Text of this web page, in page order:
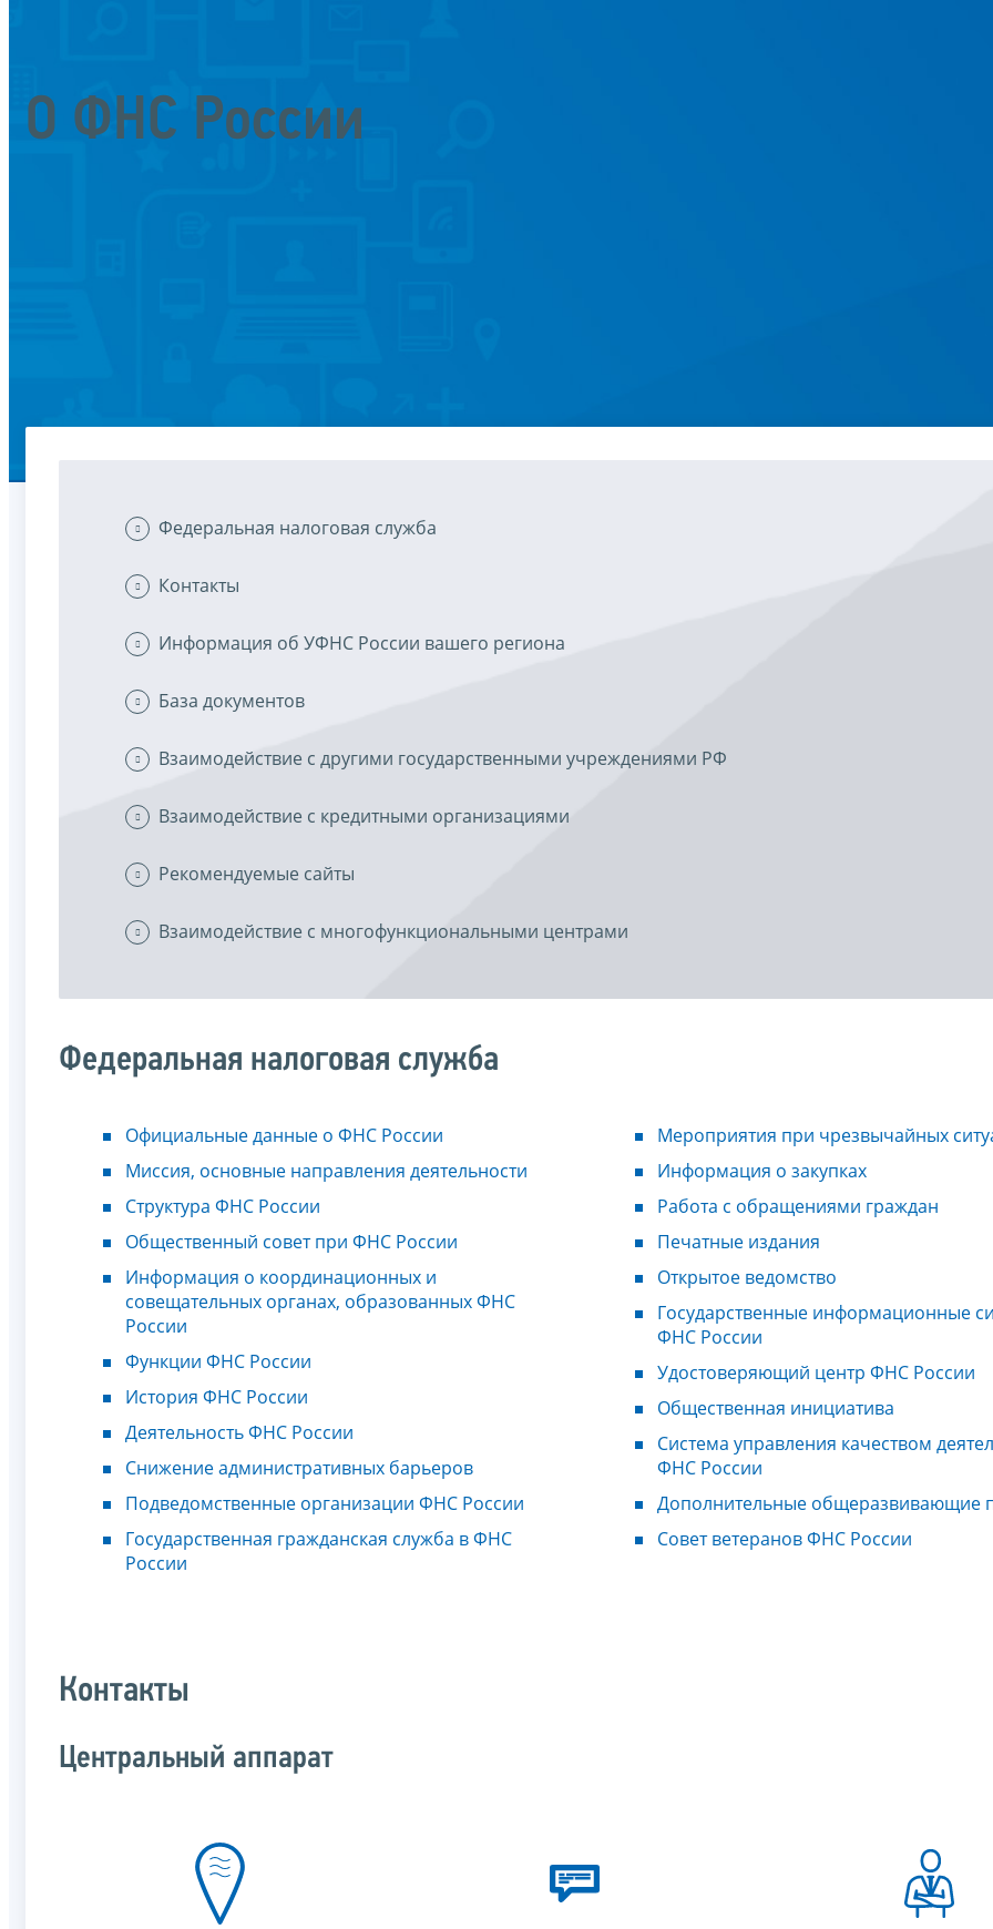
О ФНС России
Федеральная налоговая служба
Контакты
Информация об УФНС России вашего региона
База документов
Взаимодействие с другими государственными учреждениями РФ
Взаимодействие с кредитными организациями
Рекомендуемые сайты
Взаимодействие с многофункциональными центрами
Федеральная налоговая служба
Официальные данные о ФНС России
Миссия, основные направления деятельности
Структура ФНС России
Общественный совет при ФНС России
Информация о координационных и
совещательных органах, образованных ФНС
России
Функции ФНС России
История ФНС России
Деятельность ФНС России
Снижение административных барьеров
Подведомственные организации ФНС России
Государственная гражданская служба в ФНС
России
Мероприятия при чрезвычайных
Информация о закупках
Работа с обращениями граждан
Печатные издания
Открытое ведомство
Государственные информационные
ФНС России
Удостоверяющий центр ФНС России
Общественная инициатива
Система управления качеством
ФНС России
Дополнительные общеразвивающие
Совет ветеранов ФНС России
Контакты
Центральный аппарат